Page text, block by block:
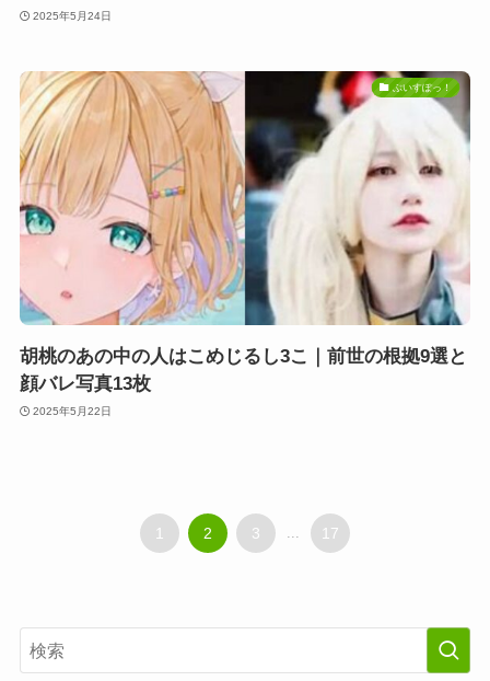
2025年5月24日
ぶいすぽっ！
胡桃のあの中の人はこめじるし3こ｜前世の根拠9選と
顔バレ写真13枚
2025年5月22日
1 2 3 17